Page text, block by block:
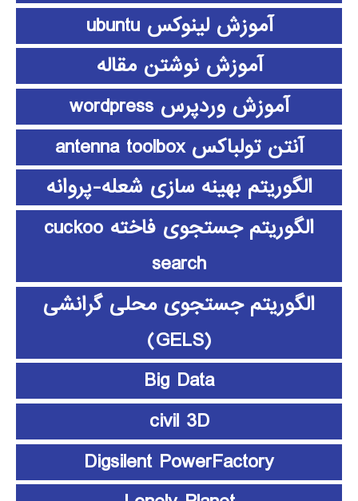
آموزش لینوکس ubuntu
آموزش نوشتن مقاله
آموزش وردپرس wordpress
آنتن تولباکس antenna toolbox
الگوریتم بهینه سازی شعله-پروانه
الگوریتم جستجوی فاخته cuckoo
search
الگوریتم جستجوی محلی گرانشی
(GELS)
Big Data
civil 3D
Digsilent PowerFactory